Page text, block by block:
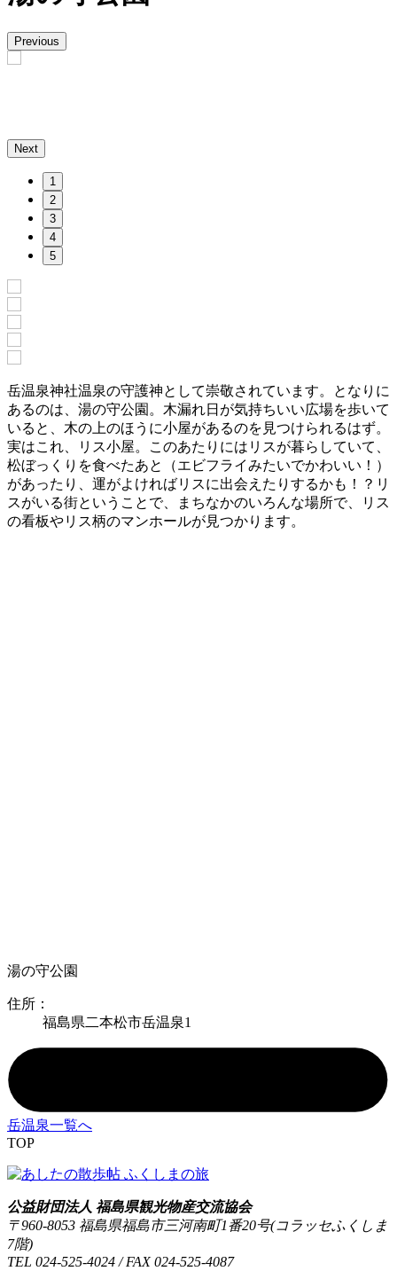
Previous
Next
1
2
3
4
5
岳温泉神社温泉の守護神として崇敬されています。となりに
あるのは、湯の守公園。木漏れ日が気持ちいい広場を歩いて
いると、木の上のほうに小屋があるのを見つけられるはず。
実はこれ、リス小屋。このあたりにはリスが暮らしていて、
松ぼっくりを食べたあと（エビフライみたいでかわいい！）
があったり、運がよければリスに出会えたりするかも！？リ
スがいる街ということで、まちなかのいろんな場所で、リス
の看板やリス柄のマンホールが見つかります。
湯の守公園
住所：
福島県二本松市岳温泉1
岳温泉一覧へ
TOP
公益財団法人 福島県観光物産交流協会
〒960-8053 福島県福島市三河南町1番20号(コラッセふくしま
7階)
TEL 024-525-4024 / FAX 024-525-4087